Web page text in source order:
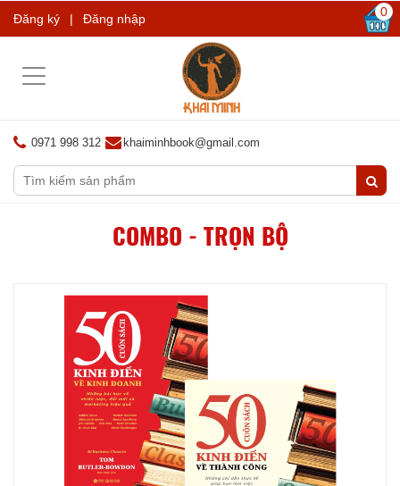
Đăng ký | Đăng nhập 0
Toggle
0971 998 312 khaiminhbook@gmail.com
COMBO - TRỌN BỘ